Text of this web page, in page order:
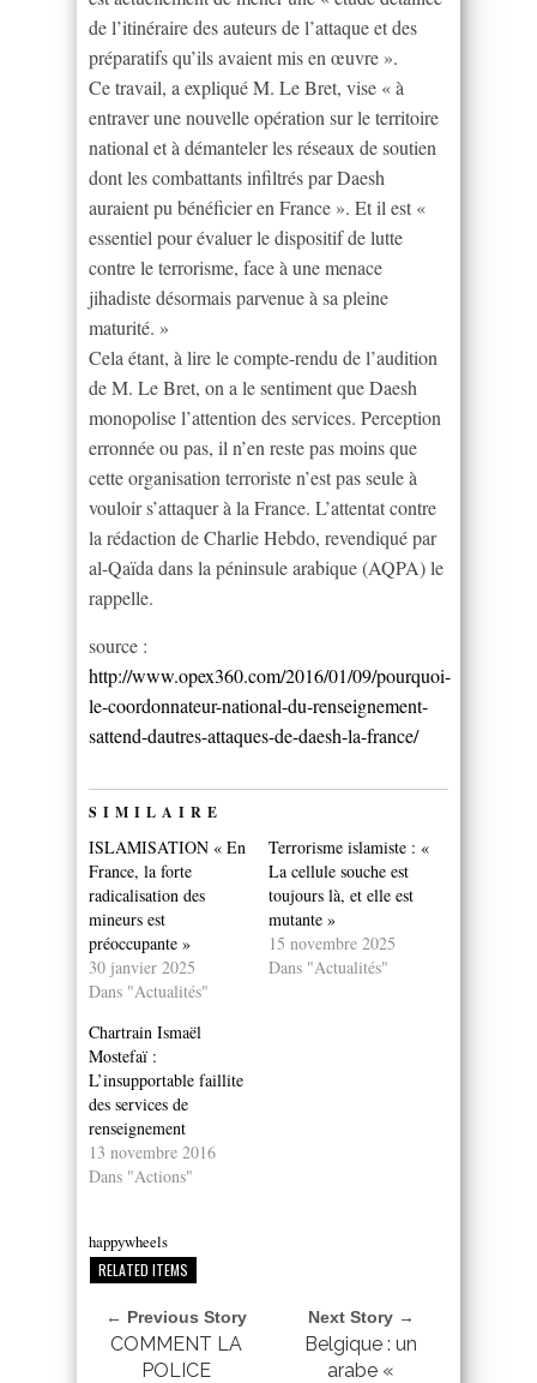
de l’itinéraire des auteurs de l’attaque et des
préparatifs qu’ils avaient mis en œuvre ».
Ce travail, a expliqué M. Le Bret, vise « à
entraver une nouvelle opération sur le territoire
national et à démanteler les réseaux de soutien
dont les combattants infiltrés par Daesh
auraient pu bénéficier en France ». Et il est «
essentiel pour évaluer le dispositif de lutte
contre le terrorisme, face à une menace
jihadiste désormais parvenue à sa pleine
maturité. »
Cela étant, à lire le compte-rendu de l’audition
de M. Le Bret, on a le sentiment que Daesh
monopolise l’attention des services. Perception
erronnée ou pas, il n’en reste pas moins que
cette organisation terroriste n’est pas seule à
vouloir s’attaquer à la France. L’attentat contre
la rédaction de Charlie Hebdo, revendiqué par
al-Qaïda dans la péninsule arabique (AQPA) le
rappelle.
source :
http://www.opex360.com/2016/01/09/pourquoi-
le-coordonnateur-national-du-renseignement-
sattend-dautres-attaques-de-daesh-la-france/
SIMILAIRE
ISLAMISATION « En
France, la forte
radicalisation des
mineurs est
préoccupante »
30 janvier 2025
Dans "Actualités"
Terrorisme islamiste : «
La cellule souche est
toujours là, et elle est
mutante »
15 novembre 2025
Dans "Actualités"
Chartrain Ismaël
Mostefaï :
L’insupportable faillite
des services de
renseignement
13 novembre 2016
Dans "Actions"
happywheels
RELATED ITEMS
← Previous Story
COMMENT LA
POLICE
Next Story →
Belgique : un
arabe «